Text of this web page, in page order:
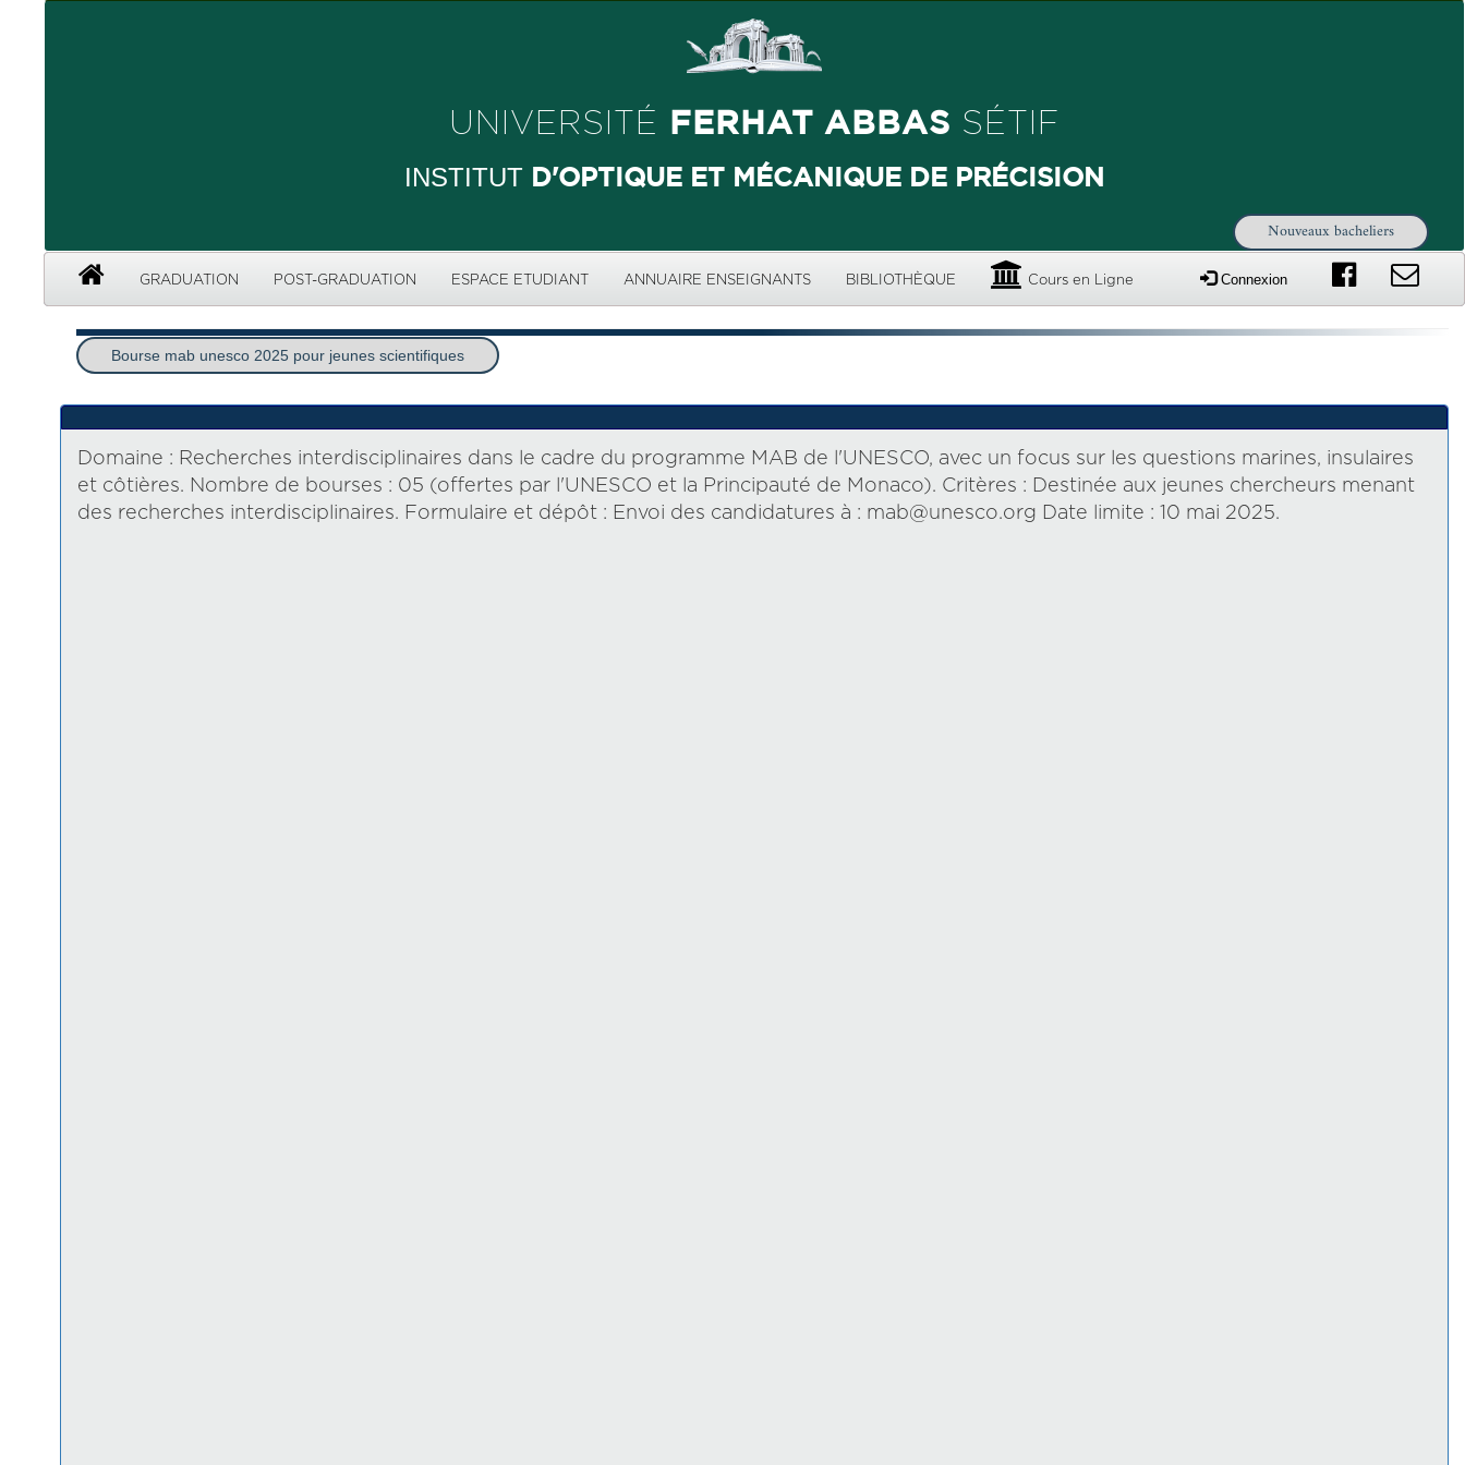
UNIVERSITÉ FERHAT ABBAS SÉTIF
INSTITUT D'OPTIQUE ET MÉCANIQUE DE PRÉCISION
Nouveaux bacheliers
GRADUATION POST-GRADUATION ESPACE ETUDIANT ANNUAIRE ENSEIGNANTS BIBLIOTHÈQUE Cours en Ligne Connexion
Bourse mab unesco 2025 pour jeunes scientifiques
Domaine : Recherches interdisciplinaires dans le cadre du programme MAB de l'UNESCO, avec un focus sur les questions marines, insulaires
et côtières. Nombre de bourses : 05 (offertes par l'UNESCO et la Principauté de Monaco). Critères : Destinée aux jeunes chercheurs menant
des recherches interdisciplinaires. Formulaire et dépôt : Envoi des candidatures à : mab@unesco.org Date limite : 10 mai 2025.